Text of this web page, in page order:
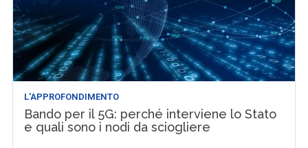
L'APPROFONDIMENTO
Bando per il 5G: perché interviene lo Stato
e quali sono i nodi da sciogliere